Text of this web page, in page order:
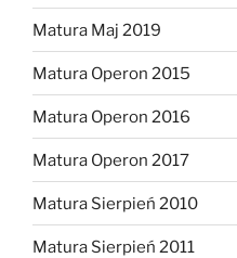
Matura Maj 2019
Matura Operon 2015
Matura Operon 2016
Matura Operon 2017
Matura Sierpień 2010
Matura Sierpień 2011